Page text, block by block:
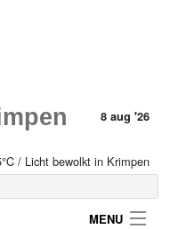
8 aug '26
/ Licht bewolkt in Krimpen
MENU